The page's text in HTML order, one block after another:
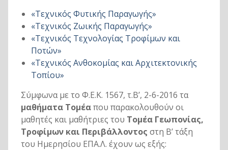
«Τεχνικός Φυτικής Παραγωγής»
«Τεχνικός Ζωικής Παραγωγής»
«Τεχνικός Τεχνολογίας Τροφίμων και
Ποτών»
«Τεχνικός Ανθοκομίας και Αρχιτεκτονικής
Τοπίου»
Σύμφωνα με το Φ.Ε.Κ. 1567, τ.Β’, 2-6-2016 τα
μαθήματα Τομέαπου παρακολουθούν οι
μαθητές και μαθήτριες του Τομέα Γεωπονίας,
Τροφίμων και Περιβάλλοντος στη Β’ τάξη
του Ημερησίου ΕΠΑ.Λ. έχουν ως εξής: